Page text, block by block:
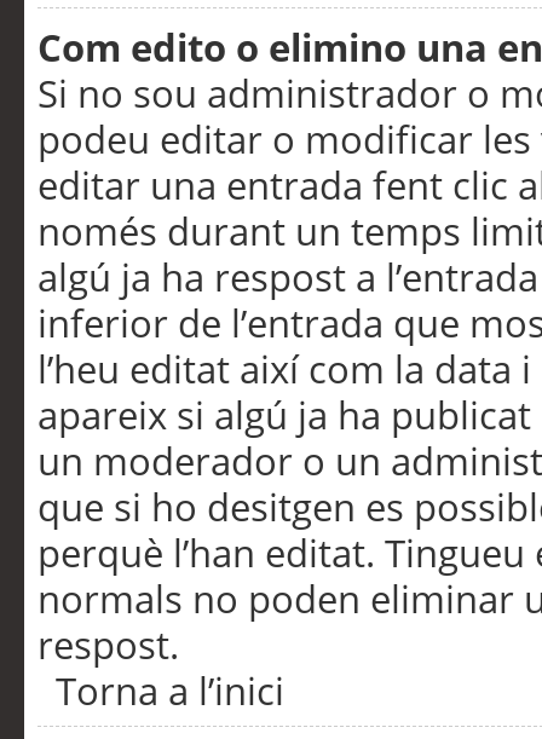
Com edito o elimino una
Si no sou administrador o
podeu editar o modificar
editar una entrada fent clic
només durant un temps
algú ja ha respost a
inferior de l’entrada que
l’heu editat així com la data
apareix si algú ja ha
un moderador o un
que si ho desitgen es
perquè l’han editat.
normals no poden eliminar
respost.
Torna a l’inici